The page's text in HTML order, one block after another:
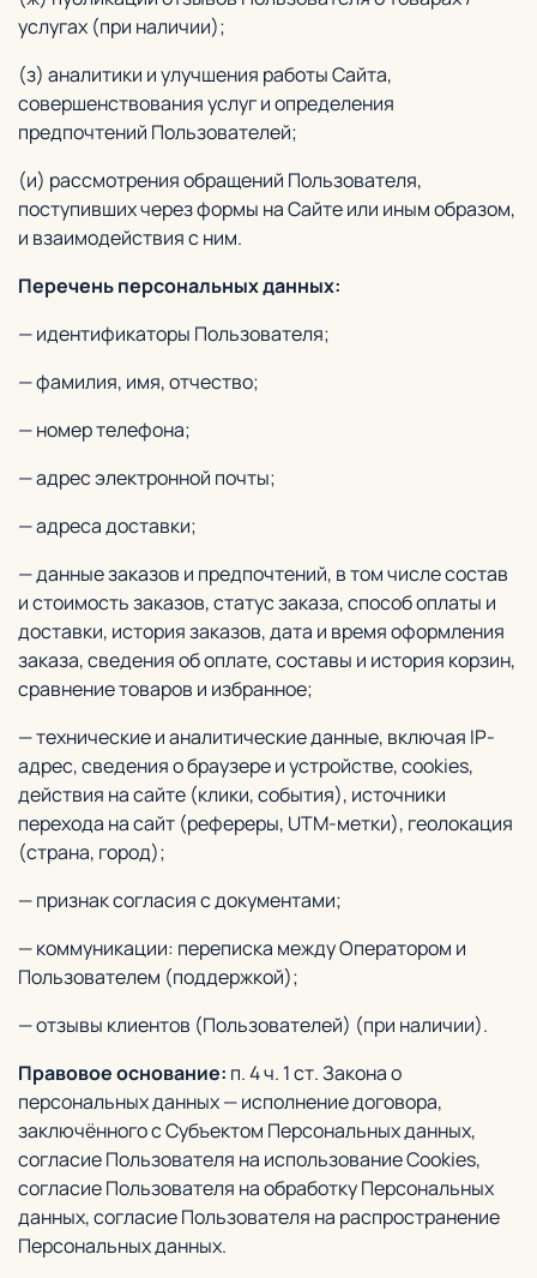
услугах (при наличии);
(з) аналитики и улучшения работы Сайта,
совершенствования услуг и определения
предпочтений Пользователей;
(и) рассмотрения обращений Пользователя,
поступивших через формы на Сайте или иным образом,
и взаимодействия с ним.
Перечень персональных данных:
— идентификаторы Пользователя;
— фамилия, имя, отчество;
— номер телефона;
— адрес электронной почты;
— адреса доставки;
— данные заказов и предпочтений, в том числе состав
и стоимость заказов, статус заказа, способ оплаты и
доставки, история заказов, дата и время оформления
заказа, сведения об оплате, составы и история корзин,
сравнение товаров и избранное;
— технические и аналитические данные, включая IP-
адрес, сведения о браузере и устройстве, сookies,
действия на сайте (клики, события), источники
перехода на сайт (рефереры, UTM-метки), геолокация
(страна, город);
— признак согласия с документами;
— коммуникации: переписка между Оператором и
Пользователем (поддержкой);
— отзывы клиентов (Пользователей) (при наличии).
Правовое основание: п. 4 ч. 1 ст. Закона о
персональных данных — исполнение договора,
заключённого с Субъектом Персональных данных,
согласие Пользователя на использование Cookies,
согласие Пользователя на обработку Персональных
данных, согласие Пользователя на распространение
Персональных данных.